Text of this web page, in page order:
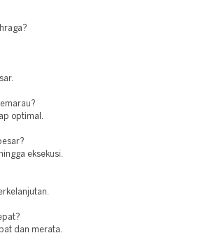
optimal.
eksekusi.
dan merata.